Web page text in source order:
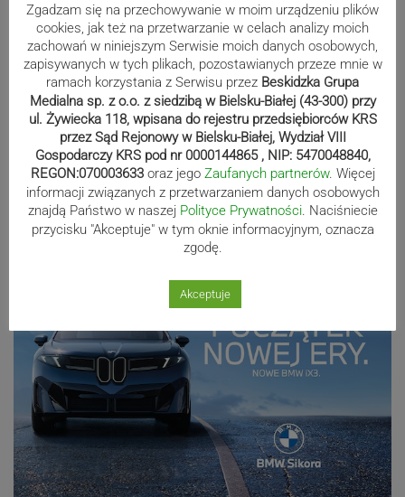
Z Kaczyc do Kończyc Wielkich po
nowym asfalcie
Od sportu do potańcówki. Pierwsza
odsłona Miejskiej Promenady Kultury
za nami
Zgadzam się na przechowywanie w moim urządzeniu plików
cookies, jak też na przetwarzanie w celach analizy moich
zachowań w niniejszym Serwisie moich danych osobowych,
zapisywanych w tych plikach, pozostawianych przeze mnie w
ramach korzystania z Serwisu przez Beskidzka Grupa
Medialna sp. z o.o. z siedzibą w Bielsku-Białej (43-300) przy
ul. Żywiecka 118, wpisana do rejestru przedsiębiorców KRS
przez Sąd Rejonowy w Bielsku-Białej, Wydział VIII
Gospodarczy KRS pod nr 0000144865 , NIP: 5470048840,
REGON:070003633 oraz jego Zaufanych partnerów. Więcej
informacji związanych z przetwarzaniem danych osobowych
znajdą Państwo w naszej Polityce Prywatności. Naciśniecie
przycisku "Akceptuje" w tym oknie informacyjnym, oznacza
zgodę.
Akceptuje